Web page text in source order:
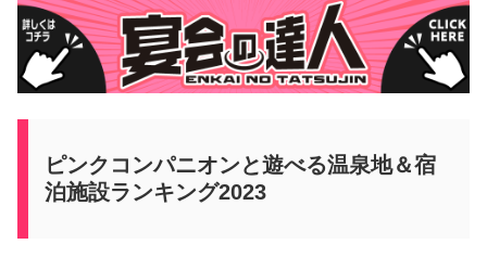
ピンクコンパニオンと遊べる温泉地＆宿
泊施設ランキング2023